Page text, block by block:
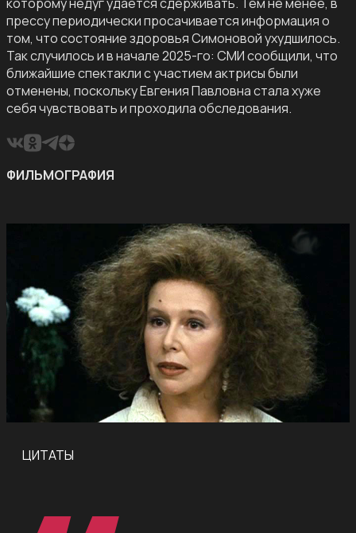
прессу периодически просачивается информация о
том, что состояние здоровья Симоновой ухудшилось.
Так случилось и в начале 2025-го: СМИ сообщили, что
ближайшие спектакли с участием актрисы были
отменены, поскольку Евгения Павловна стала хуже
себя чувствовать и проходила обследования.
ФИЛЬМОГРАФИЯ
ЦИТАТЫ